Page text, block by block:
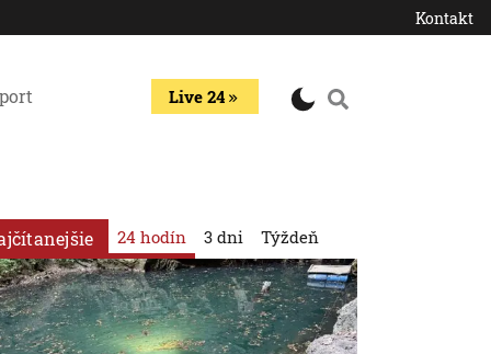
Kontakt
Live 24
24 hodín 3 dni Týždeň